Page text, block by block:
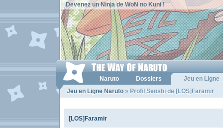
Devenez un Ninja de WoN no Kuni !
Naruto Dossiers
Jeu en Ligne
Jeu en Ligne Naruto » Profil Senshi de [LOS]Faramir
[LOS]Faramir